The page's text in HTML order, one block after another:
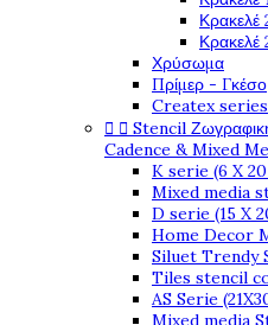
Κρακελέ
Χρύσωμα
Πρίμερ - Γκέσο
Createx series
  Stencil
Cadence & Mixed
K serie (6 X
Mixed media
D serie (15 X
Home Decor
Siluet Trendy
Tiles stencil
AS Serie
Mixed media